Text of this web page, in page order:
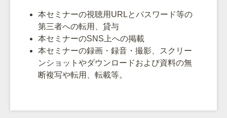
本セミナーの視聴用URLとパスワード等の
第三者への転用、貸与
本セミナーのSNS上への掲載
本セミナーの録画・録音・撮影、スクリー
ンショットやダウンロードおよび資料の無
断複写や転用、転載等。